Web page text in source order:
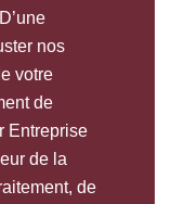
nos
votre
de
Entreprise
de la
de